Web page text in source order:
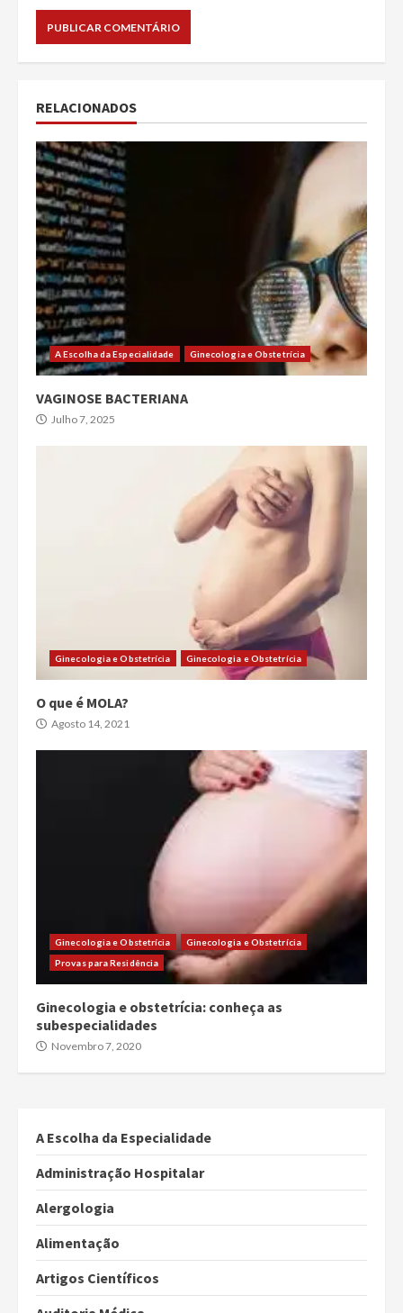
RELACIONADOS
A Escolha da Especialidade Ginecologia e Obstetrícia
VAGINOSE BACTERIANA
Julho 7, 2025
Ginecologia e Obstetrícia Ginecologia e Obstetrícia
O que é MOLA?
Agosto 14, 2021
Ginecologia e Obstetrícia
Ginecologia e Obstetrícia
Provas para Residência
Ginecologia e obstetrícia: conheça as
subespecialidades
Novembro 7, 2020
A Escolha da Especialidade
Administração Hospitalar
Alergologia
Alimentação
Artigos Científicos